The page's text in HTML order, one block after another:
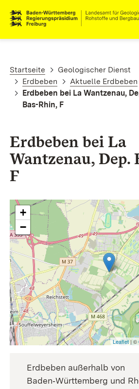
Pfadnavigation
Startseite
Geologischer Dienst
Erdbeben
Aktuelle Erdbeben
Erdbeben bei La Wantzenau,
Bas-Rhin, F
Erdbeben bei La
Wantzenau, Dep.
F
+
−
Leaflet| ©
Erdbeben außerhalb von
Baden‑Württemberg und